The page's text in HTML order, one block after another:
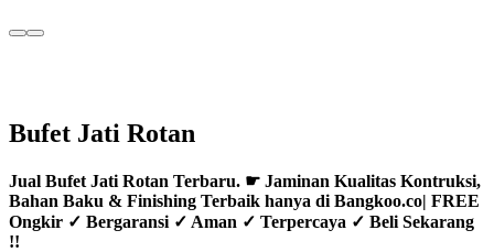
MoreMain
Bufet Jati Rotan
Jual Bufet Jati Rotan Terbaru. ☛ Jaminan Kualitas Kontruksi,
Bahan Baku & Finishing Terbaik hanya di Bangkoo.co| FREE
Ongkir ✓ Bergaransi ✓ Aman ✓ Terpercaya ✓ Beli Sekarang
!!